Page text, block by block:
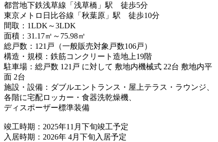
都営地下鉄浅草線「浅草橋」駅 徒歩5分
東京メトロ日比谷線「秋葉原」駅 徒歩10分
間取：1LDK～3LDK
面積：31.17㎡～75.98㎡
総戸数：121戸（一般販売対象戸数106戸）
構造・規模：鉄筋コンクリート造地上19階
駐車場：総戸数 121戸 に対して 敷地内機械式 22台 敷地内平
面 2台
施設・設備：ダブルエントランス・屋上テラス・ラウンジ、
各階に宅配ロッカー・食器洗乾燥機、
ディスポーザー標準装備
竣工時期：2025年11月下旬竣工予定
入居時期：2026年 4月下旬入居予定